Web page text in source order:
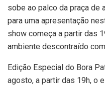
sobe ao palco da praça de
para uma apresentação
show começa a partir das
ambiente descontraído
Edição Especial do Bora
agosto, a partir das 19h, o